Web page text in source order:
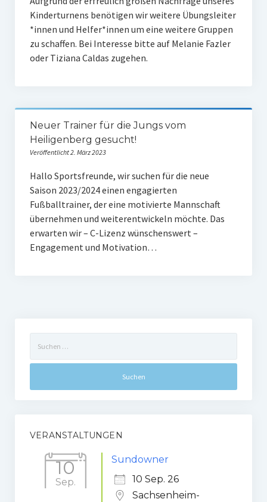
Eltern-Kind-Turnen
Kinderturnen 3 – 4 Jahre
Gremien
Förderverein
Gaststätte
Kinderturnens benötigen wir weitere Übungsleiter
*innen und Helfer*innen um eine weitere Gruppen
zu schaffen. Bei Interesse bitte auf Melanie Fazler
oder Tiziana Caldas zugehen.
Neuer Trainer für die Jungs vom
Heiligenberg gesucht!
Veröffentlicht 2. März 2023
Hallo Sportsfreunde, wir suchen für die neue
Saison 2023/2024 einen engagierten
Fußballtrainer, der eine motivierte Mannschaft
übernehmen und weiterentwickeln möchte. Das
erwarten wir – C-Lizenz wünschenswert –
Engagement und Motivation…
nach:
VERANSTALTUNGEN
10
Sep.
Sundowner
10 Sep. 26
Sachsenheim-